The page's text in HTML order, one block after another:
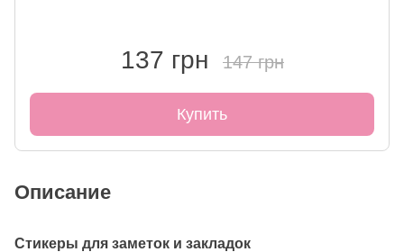
137 грн 147 грн
Купить
Описание
Стикеры для заметок и закладок